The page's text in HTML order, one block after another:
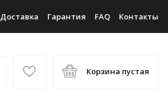
Доставка Гарантия FAQ Контакты
Корзина пустая